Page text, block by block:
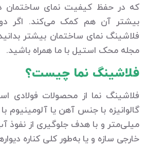
که در حفظ کیفیت نمای ساختمان
بیشتر آن هم کمک می‌کند. اگر
فلاشینگ نمای ساختمان بیشتر
مجله محک استیل با ما همراه باشید.
فلاشینگ نما چیست؟
فلاشینگ نما از محصولات
میلی‌متر و با هدف جلوگیری از نفوذ
خارجی سازه و یا به‌طور کلی کناره